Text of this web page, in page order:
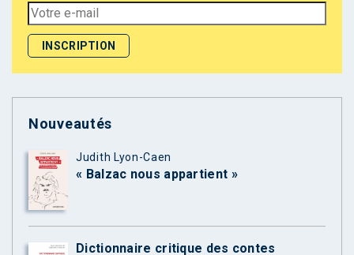
Nouveautés
Judith Lyon-Caen
« Balzac nous appartient »
Dictionnaire critique des contes